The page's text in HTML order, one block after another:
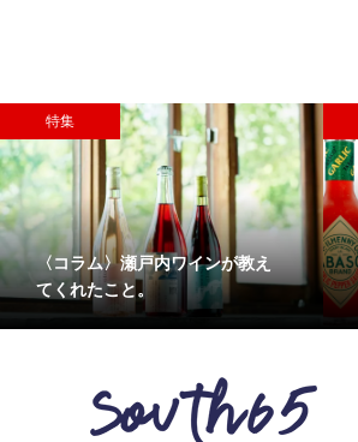
特集
〈コラム〉瀬戸内ワインが教え
てくれたこと。